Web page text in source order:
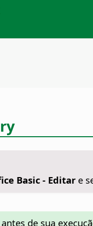
Basic - Editare
de sua